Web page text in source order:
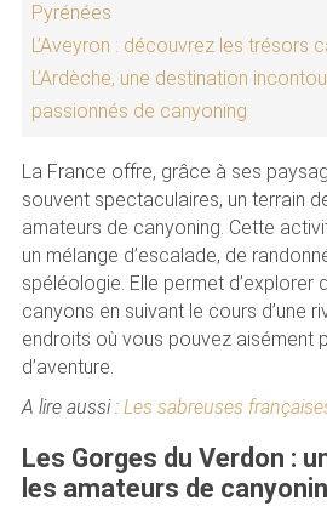
Pyrénées
L’Aveyron : découvrez les trésors
L’Ardèche, une destination
passionnés de canyoning
La France offre, grâce à ses
souvent spectaculaires, un terrain
amateurs de canyoning. Cette
un mélange d’escalade, de
spéléologie. Elle permet d’explorer
canyons en suivant le cours d’une
endroits où vous pouvez aisément
d’aventure.
A lire aussi : Les sabreuses
Les Gorges du Verdon :
les amateurs de